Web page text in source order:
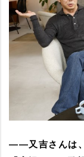
――又吉さんは